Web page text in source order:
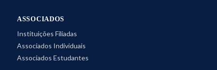
ASSOCIADOS
Instituições Filiadas
Associados Individuais
Associados Estudantes